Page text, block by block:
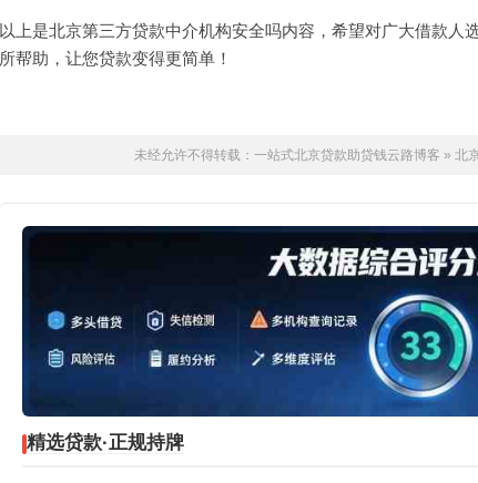
以上是北京第三方贷款中介机构安全吗内容，希望对广大借款人
所帮助，让您贷款变得更简单！
未经允许不得转载： 一站式北京贷款助贷钱云路博客 » 北
精选贷款·正规持牌